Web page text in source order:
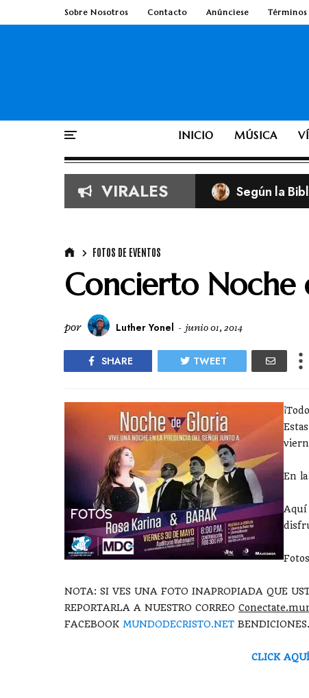
Sobre Nosotros Contacto Anúnciese Términos
INICIO MÚSICA
VIRALES Según la
TobyMac
FOTOS DE EVENTOS
Concierto Noche
por Luther Yonel - junio 01, 2014
SHARE TWEET
En
Aquí
NOTA: SI VES UNA FOTO INAPROPIADA QUE
REPORTARLA A NUESTRO CORREO
FACEBOOK MUNDODECRISTO.NET BENDICIONES.
CLICK